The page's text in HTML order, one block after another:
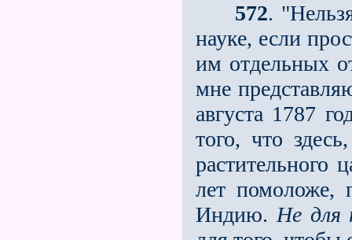
572.
науке, если
им отдельных
мне
августа 1787
того, что
растительного
лет помоложе,
Индию. Не для